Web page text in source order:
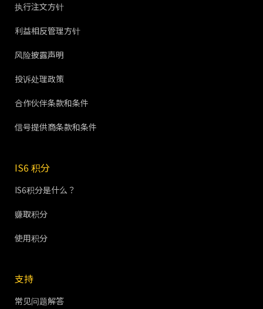
执行注文方针
利益相反管理方针
风险披露声明
投诉处理政策
合作伙伴条款和条件
信号提供商条款和条件
IS6 积分
IS6积分是什么？
赚取积分
使用积分
支持
常见问题解答